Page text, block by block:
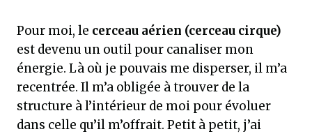
Pour moi, le cerceau aérien (cerceau cirque)
est devenu un outil pour canaliser mon
énergie. Là où je pouvais me disperser, il m’a
recentrée. Il m’a obligée à trouver de la
structure à l’intérieur de moi pour évoluer
dans celle qu’il m’offrait. Petit à petit, j’ai